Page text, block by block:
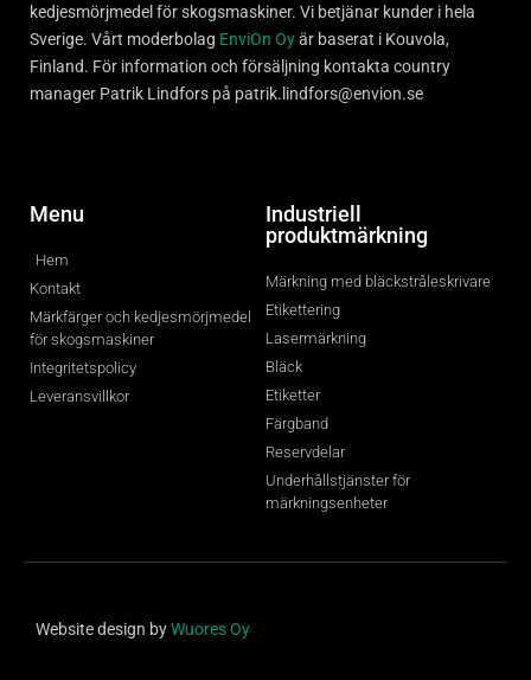
kedjesmörjmedel för skogsmaskiner. Vi betjänar kunder i hela
Sverige. Vårt moderbolag EnviOn Oyär baserat i Kouvola,
Finland. För information och försäljning kontakta country
manager Patrik Lindfors på patrik.lindfors@envion.se
Menu
Hem
Kontakt
Märkfärger och kedjesmörjmedel
för skogsmaskiner
Integritetspolicy
Leveransvillkor
Industriell
produktmärkning
Märkning med bläckstråleskrivare
Etikettering
Lasermärkning
Bläck
Etiketter
Färgband
Reservdelar
Underhållstjänster för
märkningsenheter
Website design byWuores Oy